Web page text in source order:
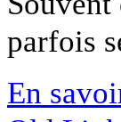
parfois
En